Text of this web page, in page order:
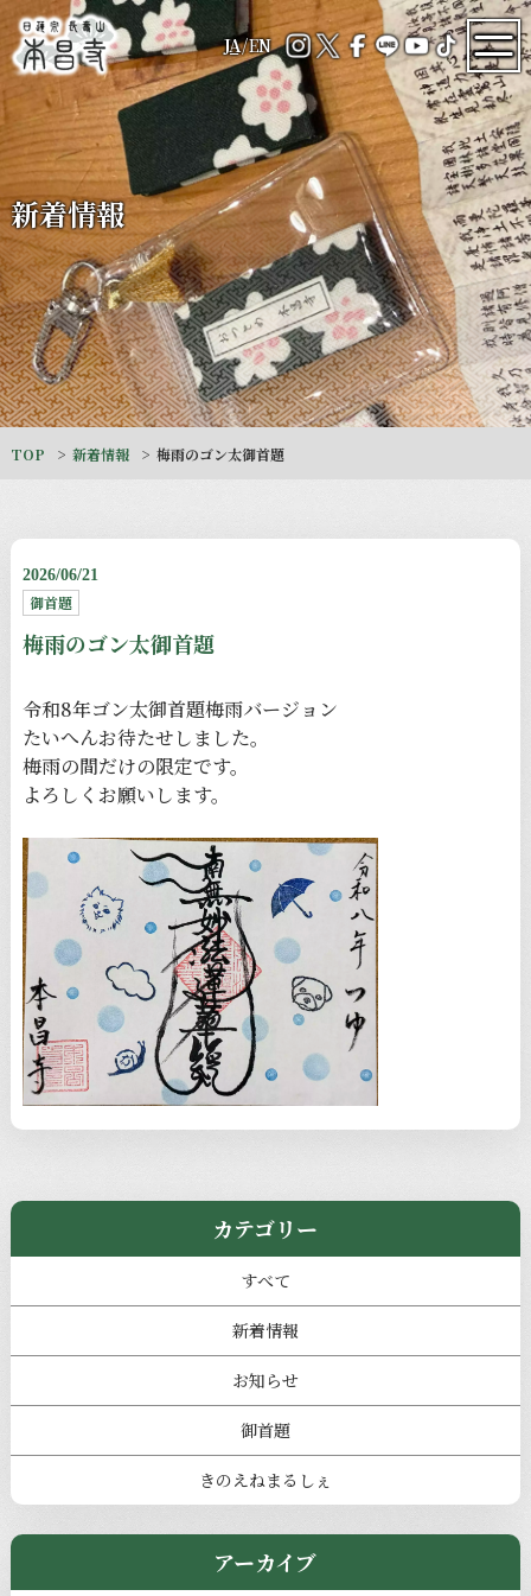
JA/EN
新着情報
TOP 新着情報 梅雨のゴン太御首題
2026/06/21
御首題
梅雨のゴン太御首題
令和8年ゴン太御首題梅雨バージョン
たいへんお待たせしました。
梅雨の間だけの限定です。
よろしくお願いします。
カテゴリー
すべて
新着情報
お知らせ
御首題
きのえねまるしぇ
アーカイブ